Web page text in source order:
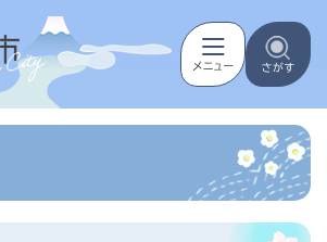
メニューを飛ばして本文へ